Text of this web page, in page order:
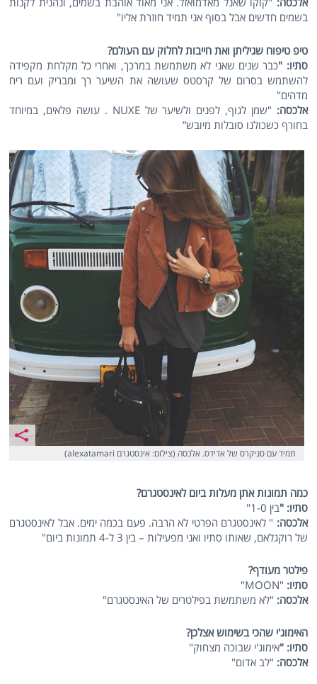
בשמים חדשים אבל בסוף אני תמיד חוזרת אליו"
טיפ טיפוח שגיליתן ואת חייבות לחלוק עם העולם?
סתיו: "כבר שנים שאני לא משתמשת במרכך, ואחרי כל מקלחת מקפידה
להשתמש בסרום של קרסטס שעושה את השיער רך ומבריק ועם ריח
מדהים"
אלכסה:
"שמן לגוף, לפנים ולשיער של NUXE . עושה פלאים, במיוחד
בחורף כשכולנו סובלות מיובש”
תמיד עם סניקרס של אדידס. אלכסה (צילום: אינסטגרם alexatamari)
כמה תמונות אתן מעלות ביום לאינסטגרם?
סתיו: "בין 1-0"
אלכסה: " לאינסטגרם הפרטי לא הרבה. פעם בכמה ימים. אבל לאינסטגרם
של רוקגלאם, שאותו סתיו ואני מפעילות – בין 3 ל-4 תמונות ביום"
פילטר מעודף?
סתיו: "MOON"
אלכסה: "לא משתמשת בפילטרים של האינסטגרם"
האימוג'י שהכי בשימוש אצלכן?
סתיו: "אימוג'י שבוכה מצחוק"
אלכסה: "לב אדום"